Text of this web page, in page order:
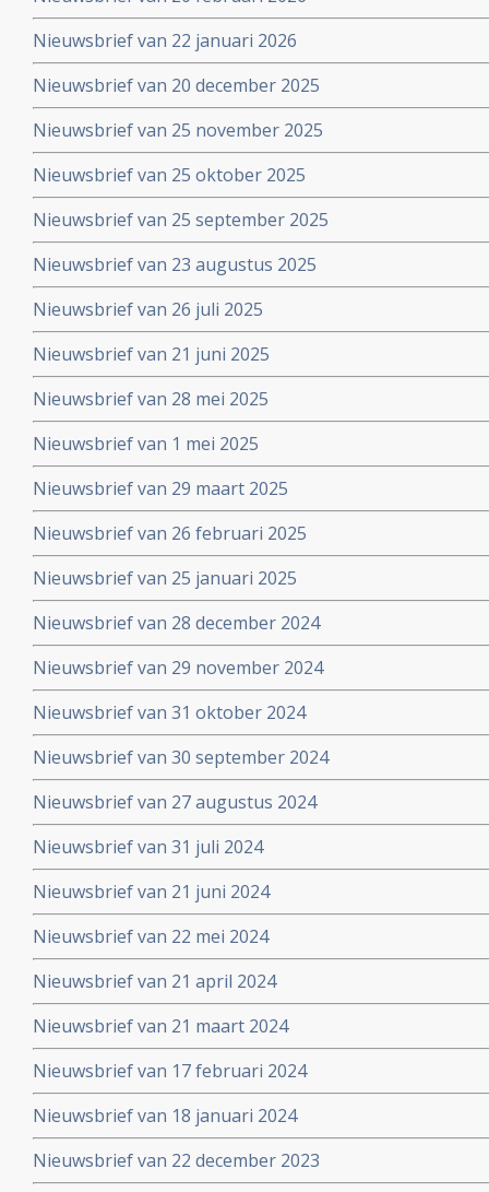
Nieuwsbrief van 22 januari 2026
Nieuwsbrief van 20 december 2025
Nieuwsbrief van 25 november 2025
Nieuwsbrief van 25 oktober 2025
Nieuwsbrief van 25 september 2025
Nieuwsbrief van 23 augustus 2025
Nieuwsbrief van 26 juli 2025
Nieuwsbrief van 21 juni 2025
Nieuwsbrief van 28 mei 2025
Nieuwsbrief van 1 mei 2025
Nieuwsbrief van 29 maart 2025
Nieuwsbrief van 26 februari 2025
Nieuwsbrief van 25 januari 2025
Nieuwsbrief van 28 december 2024
Nieuwsbrief van 29 november 2024
Nieuwsbrief van 31 oktober 2024
Nieuwsbrief van 30 september 2024
Nieuwsbrief van 27 augustus 2024
Nieuwsbrief van 31 juli 2024
Nieuwsbrief van 21 juni 2024
Nieuwsbrief van 22 mei 2024
Nieuwsbrief van 21 april 2024
Nieuwsbrief van 21 maart 2024
Nieuwsbrief van 17 februari 2024
Nieuwsbrief van 18 januari 2024
Nieuwsbrief van 22 december 2023